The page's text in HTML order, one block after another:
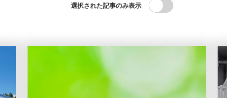
選択された記事のみ表示